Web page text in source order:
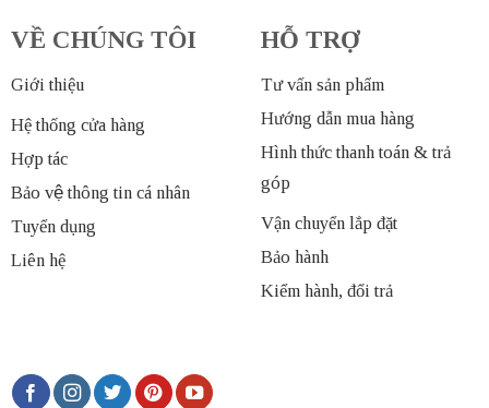
VỀ CHÚNG TÔI
Giới thiệu
Hệ thống cửa hàng
Hợp tác
Bảo vệ thông tin cá nhân
Tuyển dụng
Liên hệ
HỖ TRỢ
Tư vấn sản phẩm
Hướng dẫn mua hàng
Hình thức thanh toán & trả
góp
Vận chuyển lắp đặt
Bảo hành
Kiểm hành, đổi trả